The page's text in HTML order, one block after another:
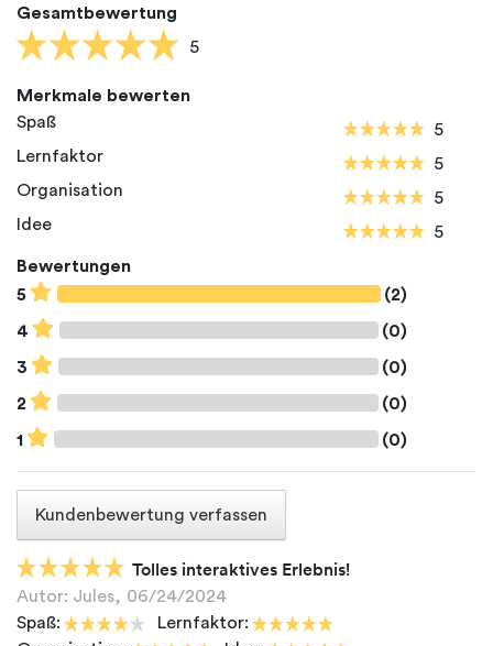
Gesamtbewertung
5
Merkmale bewerten
Spaß
5
Lernfaktor
5
Organisation
5
Idee
5
Bewertungen
5
(2)
4 (0)
3 (0)
2 (0)
1 (0)
Kundenbewertung verfassen
Tolles interaktives Erlebnis!
Autor: Jules, 06/24/2024
Spaß:
Lernfaktor: